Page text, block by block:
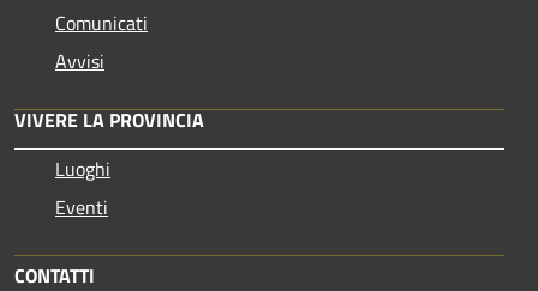
Comunicati
Avvisi
VIVERE LA PROVINCIA
Luoghi
Eventi
CONTATTI